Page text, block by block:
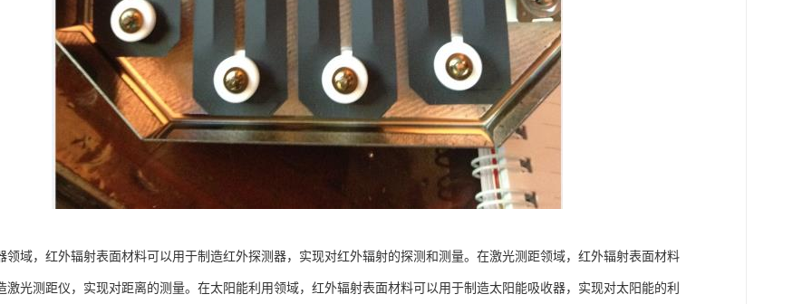
领域，红外辐射表面材料可以用于制造红外探测器，实现对红外辐射的探测和测量。在激光测距领域，红外辐射表面材料
激光测距仪，实现对距离的测量。在太阳能利用领域，红外辐射表面材料可以用于制造太阳能吸收器，实现对太阳能的利